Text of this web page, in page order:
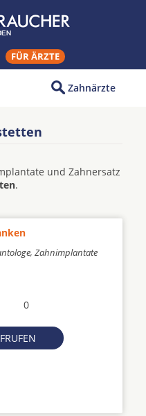
FÜR ÄRZTE
Zahnärzte
und Zahnersatz
.
Zahnimplantate
0